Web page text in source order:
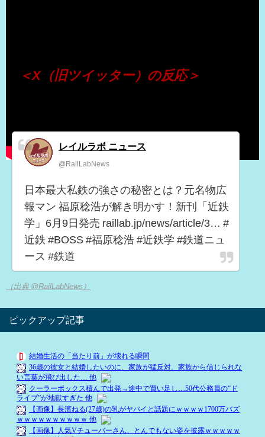
＜X（旧ツイッター）の反応＞
レイルラボ ニュース
@RailLabNews
日本最大私鉄の強さの秘密とは？元名物広
報マン 福原稔浩が解き明かす！新刊「近鉄
学」6月9日発売 raillab.jp/news/article/3… #
近鉄 #BOSS #福原稔浩 #近鉄学 #鉄道ニュ
ース #鉄道
（出典 @RailLabNews）
ピックアップ記事